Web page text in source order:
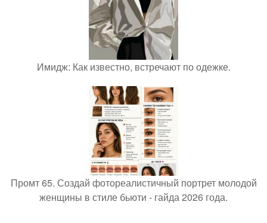
Имидж: Как известно, встречают по одежке.
Промт 65. Создай фотореалистичный портрет молодой
женщины в стиле бьюти - гайда 2026 года.